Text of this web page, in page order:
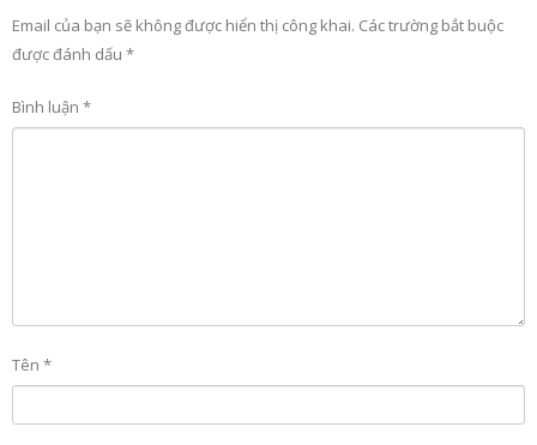
Email của bạn sẽ không được hiển thị công khai. Các trường bắt buộc
được đánh dấu *
Bình luận *
Tên *